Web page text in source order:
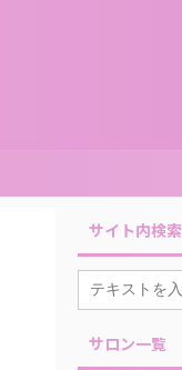
サイト内検索
サロン一覧